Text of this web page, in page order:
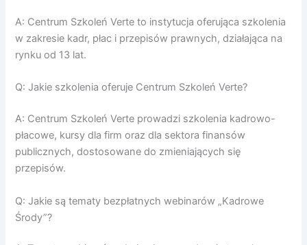
A: Centrum Szkoleń Verte to instytucja oferująca szkolenia
w zakresie kadr, płac i przepisów prawnych, działająca na
rynku od 13 lat.
Q: Jakie szkolenia oferuje Centrum Szkoleń Verte?
A: Centrum Szkoleń Verte prowadzi szkolenia kadrowo-
płacowe, kursy dla firm oraz dla sektora finansów
publicznych, dostosowane do zmieniających się
przepisów.
Q: Jakie są tematy bezpłatnych webinarów „Kadrowe
Środy”?